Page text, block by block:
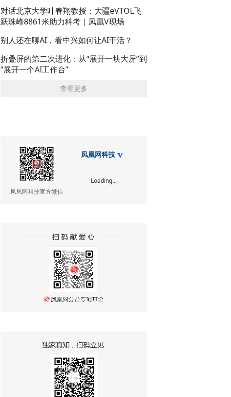
对话北京大学叶春翔教授：大疆eVTOL飞
跃珠峰8861米助力科考｜凤凰V现场
别人还在聊AI，看中兴如何让AI干活？
折叠屏的第二次进化：从“展开一块大屏”到
“展开一个AI工作台”
查看更多
凤凰网科技官方微信
凤凰网科技
Loading...